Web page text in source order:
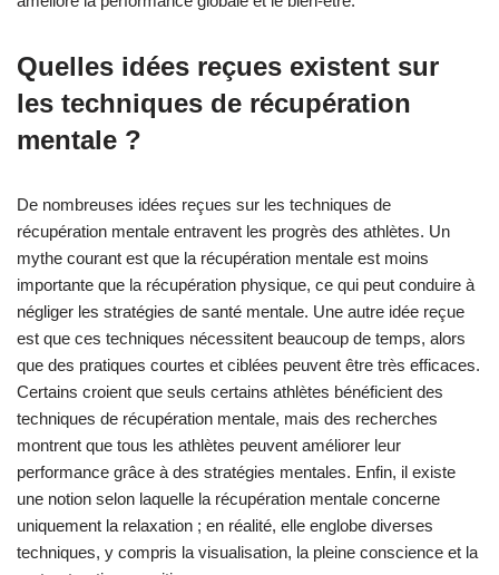
Quelles idées reçues existent sur
les techniques de récupération
mentale ?
De nombreuses idées reçues sur les techniques de
récupération mentale entravent les progrès des athlètes. Un
mythe courant est que la récupération mentale est moins
importante que la récupération physique, ce qui peut conduire à
négliger les stratégies de santé mentale. Une autre idée reçue
est que ces techniques nécessitent beaucoup de temps, alors
que des pratiques courtes et ciblées peuvent être très efficaces.
Certains croient que seuls certains athlètes bénéficient des
techniques de récupération mentale, mais des recherches
montrent que tous les athlètes peuvent améliorer leur
performance grâce à des stratégies mentales. Enfin, il existe
une notion selon laquelle la récupération mentale concerne
uniquement la relaxation ; en réalité, elle englobe diverses
techniques, y compris la visualisation, la pleine conscience et la